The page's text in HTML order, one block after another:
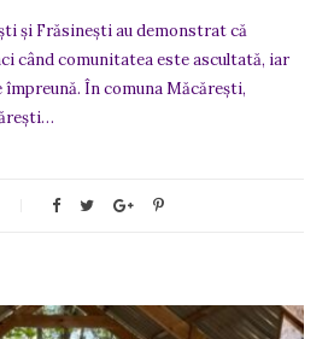
și Frăsinești au demonstrat că
când comunitatea este ascultată, iar
În comuna Măcărești,